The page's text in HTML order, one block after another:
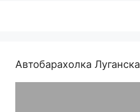
Автобарахолка Луганска